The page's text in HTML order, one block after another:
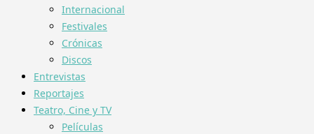
Internacional
Festivales
Crónicas
Discos
Entrevistas
Reportajes
Teatro, Cine y TV
Películas